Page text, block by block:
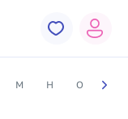
М Н О П